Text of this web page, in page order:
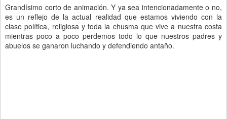
Grandísimo corto de animación. Y ya sea intencionadamente o no,
es un reflejo de la actual realidad que estamos viviendo con la
clase política, religiosa y toda la chusma que vive a nuestra costa
mientras poco a poco perdemos todo lo que nuestros padres y
abuelos se ganaron luchando y defendiendo antaño.